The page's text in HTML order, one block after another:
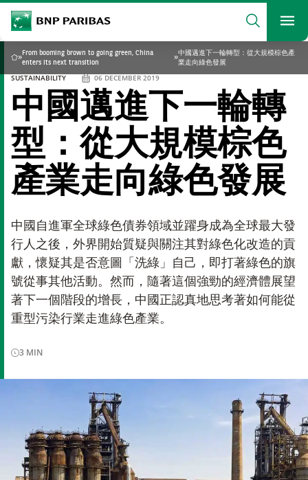
BNP Paribas
Search
What are you searching?
SEARCH
Home
»
From booming brown to going green, China
enters its next transition
»
中國邁進下一輪轉型：從大規模棕色產
業走向綠色發展
中國邁進下一輪轉
型：從大規模棕色
產業走向綠色發展
中國自進軍全球綠色債券領域並躍身成為全球最大發
行人之後，外界開始質疑與關注其對綠色化改造的貢
獻，懷疑其是否意圖「洗綠」自己，即打著綠色的旗
號從事其他活動。然而，隨著這個強勁的經濟體展望
著下一個階段的增長，中國正認真地思考著如何能從
重型污染行業走進綠色產業。
SUSTAINABILITY 06 DECEMBER 2019
3 MIN